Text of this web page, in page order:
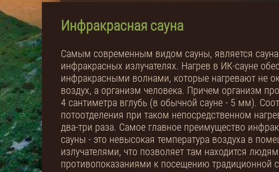
Инфракрасная сауна
Самым современным видом сауны, является
инфракрасных излучателях. Нагрев в ИК-сауне
инфракрасными волнами, которые нагревают не
воздух, а организм человека. Причем организм
4 сантиметра вглубь (в обычной сауне - 5 мм).
потоотделения при таком непосредственном
два-три раза. Самое главное преимущество
сауны - это невысокая температура воздуха в
излучателями, что позволяет там находится
противопоказаниями к посещению традиционной